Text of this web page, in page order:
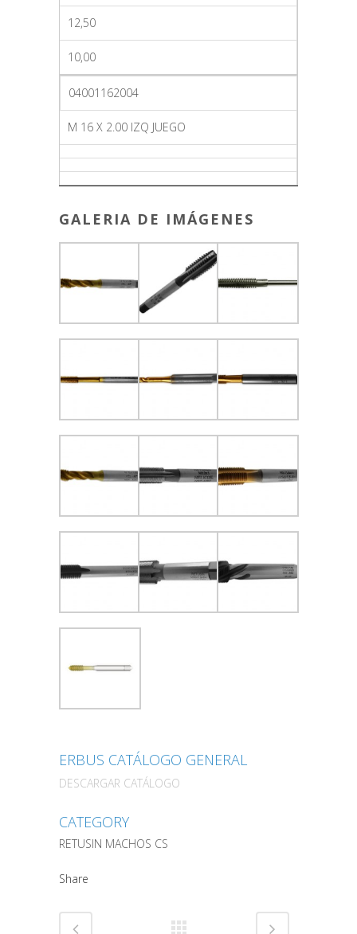
12,50
10,00
04001162004
M 16 X 2.00 IZQ JUEGO
GALERIA DE IMÁGENES
ERBUS CATÁLOGO GENERAL
DESCARGAR CATÁLOGO
CATEGORY
RETUSIN MACHOS CS
Share